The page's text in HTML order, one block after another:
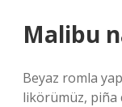
Malibu
Beyaz romla
likörümüz, piña